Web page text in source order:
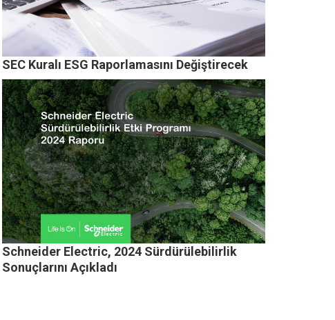
SEC Kuralı ESG Raporlamasını Değiştirecek
Schneider Electric, 2024 Sürdürülebilirlik
Sonuçlarını Açıkladı